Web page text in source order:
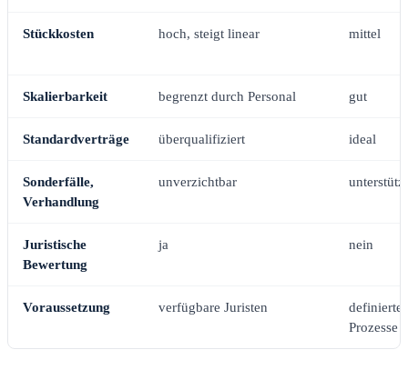
Stückkosten hoch, steigt linear mittel
Skalierbarkeit begrenzt durch Personal gut
Standardverträge überqualifiziert ideal
Sonderfälle,
Verhandlung
unverzichtbar
Juristische
Bewertung
ja nein
Voraussetzung verfügbare Juristen
definierte
Prozesse